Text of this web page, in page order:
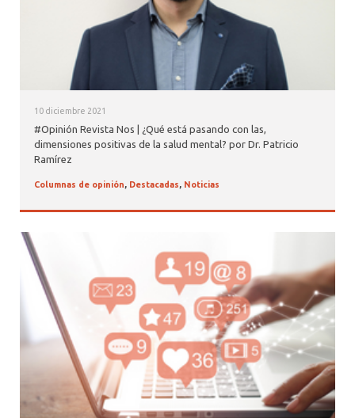
10 diciembre 2021
#Opinión Revista Nos | ¿Qué está pasando con las,
dimensiones positivas de la salud mental? por Dr. Patricio
Ramírez
Columnas de opinión, Destacadas, Noticias